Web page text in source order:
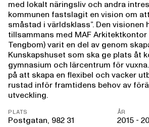
med lokalt näringsliv och andra
kommunen fastslagit en vision om
småstad i världsklass”. Den visionen
tillsammans med MAF Arkitektkontor
Tengbom) varit en del av genom
Kunskapshuset som ska ge plats åt
gymnasium och lärcentrum för
på att skapa en flexibel och vacker
rustad inför framtidens behov av
utveckling.
ÅR
2015 -
PLATS
Postgatan, 982 31